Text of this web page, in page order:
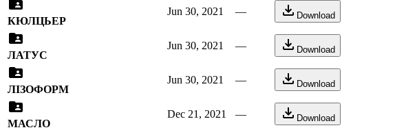
КЮЛЦЬЕР
Jun 30, 2021 — Download
ЛАТУС
Jun 30, 2021 — Download
ЛІЗОФОРМ
Jun 30, 2021 — Download
МАСЛО
Dec 21, 2021 — Download